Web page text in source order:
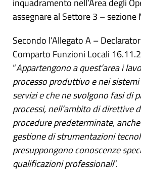
inquadramento nell’Area degli
assegnare al Settore 3 –
Secondo l’Allegato A –
Comparto Funzioni Locali
“Appartengono a quest’area i
processo produttivo e nei
servizi e che ne svolgono fasi di
processi, nell’ambito di direttive
procedure predeterminate,
gestione di strumentazioni
presuppongono conoscenze
qualificazioni professionali”.